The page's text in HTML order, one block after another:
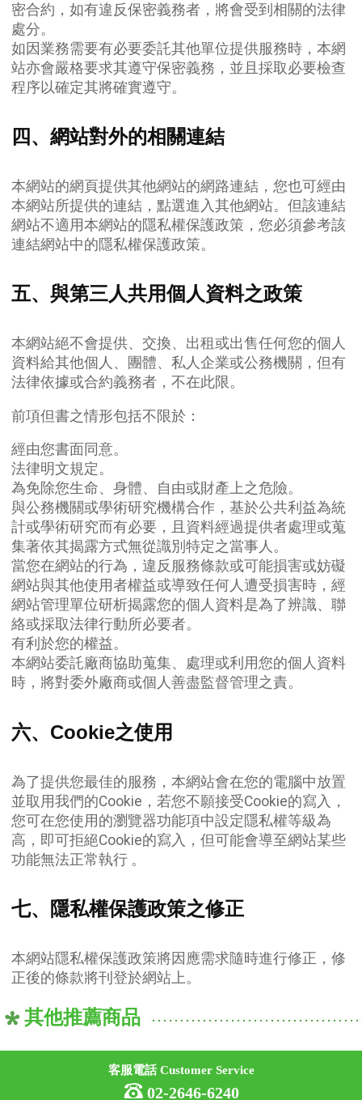
密合約，如有違反保密義務者，將會受到相關的法律
處分。
如因業務需要有必要委託其他單位提供服務時，本網
站亦會嚴格要求其遵守保密義務，並且採取必要檢查
程序以確定其將確實遵守。
四、網站對外的相關連結
本網站的網頁提供其他網站的網路連結，您也可經由
本網站所提供的連結，點選進入其他網站。但該連結
網站不適用本網站的隱私權保護政策，您必須參考該
連結網站中的隱私權保護政策。
五、與第三人共用個人資料之政策
本網站絕不會提供、交換、出租或出售任何您的個人
資料給其他個人、團體、私人企業或公務機關，但有
法律依據或合約義務者，不在此限。
前項但書之情形包括不限於：
經由您書面同意。
法律明文規定。
為免除您生命、身體、自由或財產上之危險。
與公務機關或學術研究機構合作，基於公共利益為統
計或學術研究而有必要，且資料經過提供者處理或蒐
集著依其揭露方式無從識別特定之當事人。
當您在網站的行為，違反服務條款或可能損害或妨礙
網站與其他使用者權益或導致任何人遭受損害時，經
網站管理單位研析揭露您的個人資料是為了辨識、聯
絡或採取法律行動所必要者。
有利於您的權益。
本網站委託廠商協助蒐集、處理或利用您的個人資料
時，將對委外廠商或個人善盡監督管理之責。
六、Cookie之使用
為了提供您最佳的服務，本網站會在您的電腦中放置
並取用我們的Cookie，若您不願接受Cookie的寫入，
您可在您使用的瀏覽器功能項中設定隱私權等級為
高，即可拒絕Cookie的寫入，但可能會導至網站某些
功能無法正常執行 。
七、隱私權保護政策之修正
本網站隱私權保護政策將因應需求隨時進行修正，修
正後的條款將刊登於網站上。
其他推薦商品
客服電話 Customer Service
02-2646-6240